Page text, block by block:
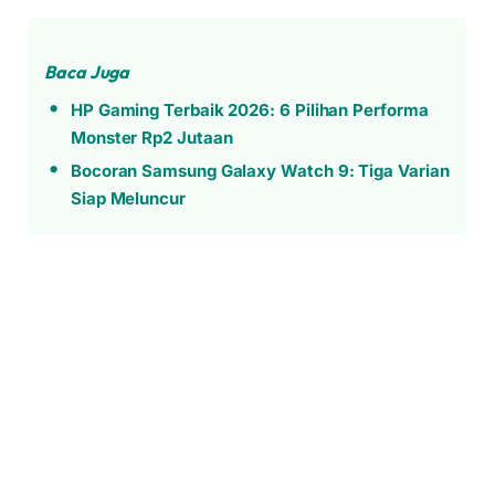
Baca Juga
HP Gaming Terbaik 2026: 6 Pilihan Performa
Monster Rp2 Jutaan
Bocoran Samsung Galaxy Watch 9: Tiga Varian
Siap Meluncur